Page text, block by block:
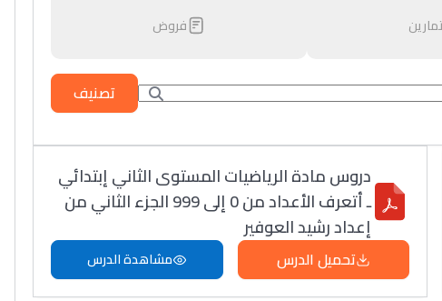
تمارين فروض
تصنيف
دروس مادة الرياضيات المستوى الثاني إبتدائي
ـ أتعرف الأعداد من 0 إلى 999 الجزء الثاني من
إعداد رشيد العوفير
تحميل الدرس مشاهدة الدرس